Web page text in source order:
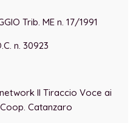
Trib. ME n. 17/1991
n. 30923
Il Tiraccio Voce ai
Catanzaro